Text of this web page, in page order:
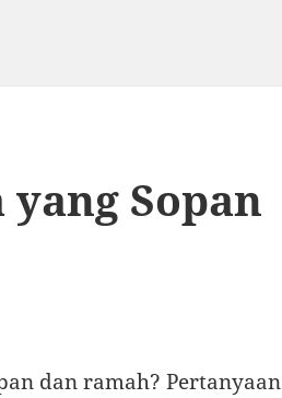
Sopan
dan ramah? Pertanyaan